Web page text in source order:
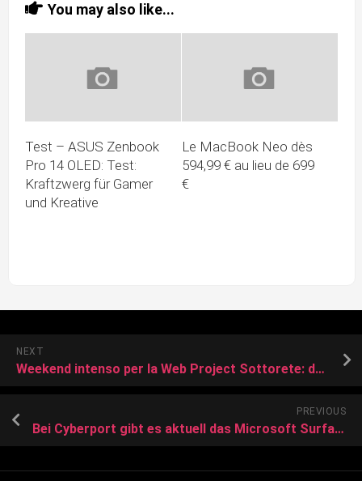
You may also like...
Test – ASUS Zenbook
Pro 14 OLED: Test:
Kraftzwerg für Gamer
und Kreative
Le MacBook Neo dès
594,99 € au lieu de 699
€
NEXT
Weekend intenso per la Web Project Sottorete: due giorni, due partite
PREVIOUS
Bei Cyberport gibt es aktuell das Microsoft Surface Pro 9 im Angebot. Sichern Sie sich das Convertible-Notebook zum Spitzenpreis von 1199 Euro!